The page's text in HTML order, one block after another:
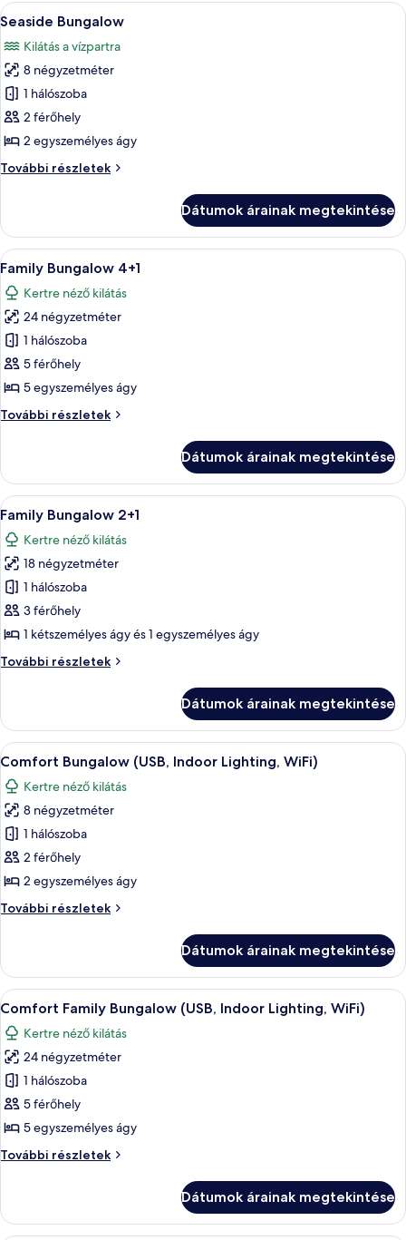
A
következő
szoba
összes
képének
megtekintése:
Seaside
Egy egyszerű, nádtetős ház, melyet
11
Seaside Bungalow
Kilátás a vízpartra
8 négyzetméter
1 hálószoba
2 férőhely
2 egyszemélyes ágy
További részletek
Seaside
Dátumok árainak megtekintése
A
következő
szoba
összes
képének
megtekintése:
Family
4+1
Egy faépítésű kunyhó, amelyben
11
Family Bungalow 4+1
Kertre néző kilátás
24 négyzetméter
1 hálószoba
5 férőhely
5 egyszemélyes ágy
További részletek
Family
részletei
Dátumok árainak megtekintése
A
következő
szoba
összes
képének
megtekintése:
Family
2+1
Egy egyszerű, fából készült kunyhó,
9
Family Bungalow 2+1
Kertre néző kilátás
18 négyzetméter
1 hálószoba
3 férőhely
1 kétszemélyes ágy és 1 egyszemélyes ágy
További részletek
Family
részletei
Dátumok árainak megtekintése
A
következő
szoba
összes
képének
megtekintése:
Comfort
(USB,
WiFi)
Egy szoba, amelyben van egy ágy,
12
Comfort Bungalow (USB, Indoor Lighting, WiFi)
Kertre néző kilátás
8 négyzetméter
1 hálószoba
2 férőhely
2 egyszemélyes ágy
További részletek
Comfort
Lighting,
WiFi)
további
részletei
Dátumok árainak megtekintése
A
következő
szoba
összes
képének
megtekintése:
Comfort
Bungalow
Lighting,
Egy szoba, amelyben van egy ágy,
14
Comfort Family Bungalow (USB, Indoor Lighting, WiFi)
Kertre néző kilátás
24 négyzetméter
1 hálószoba
5 férőhely
5 egyszemélyes ágy
További részletek
Comfort
Indoor
Lighting,
Dátumok árainak megtekintése